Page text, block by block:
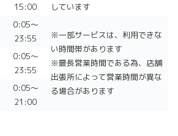
15:00
しています
0:05～
23:55
※一部サービスは、利用できな
い時間帯があります
※最長営業時間である為、店舗
出張所によって営業時間が異な
る場合があります
0:05～
23:55
0:05～
21:00